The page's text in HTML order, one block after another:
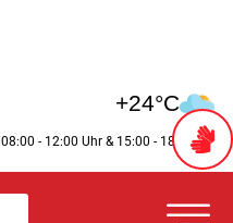
+24°C
08:00 - 12:00 Uhr & 15:00 - 18:00 Uhr